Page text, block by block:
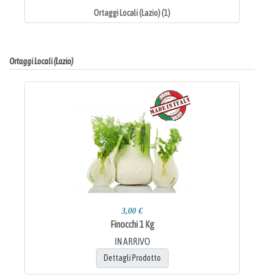
Ortaggi Locali (Lazio) (1)
Ortaggi Locali (Lazio)
3,00 €
Finocchi 1 Kg
IN ARRIVO
Dettagli Prodotto